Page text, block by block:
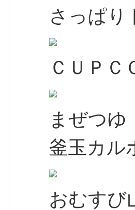
さっぱり
ＣＵＰ
まぜつゆ
釜玉カル
おむす